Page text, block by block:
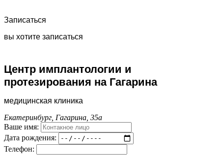
Записаться
вы хотите записаться
Центр имплантологии и
протезирования на Гагарина
медицинская клиника
Екатеринбург, Гагарина, 35а
Ваше имя:
Дата рождения:
Телефон: